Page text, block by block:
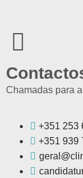
Chamadas para
+351 253
+351 939